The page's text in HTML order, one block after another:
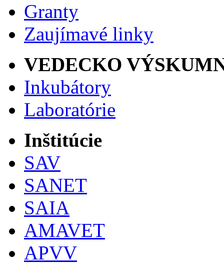
Granty
Zaujímavé linky
VEDECKO
Inkubátory
Laboratórie
Inštitúcie
SAV
SANET
SAIA
AMAVET
APVV